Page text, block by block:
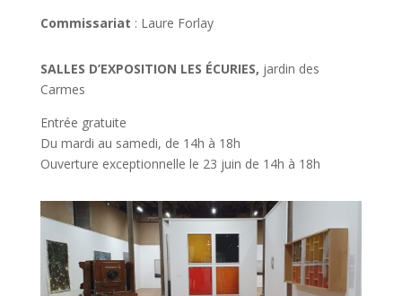
Commissariat : Laure Forlay
SALLES D’EXPOSITION LES ÉCURIES, jardin des
Carmes
Entrée gratuite
Du mardi au samedi, de 14h à 18h
Ouverture exceptionnelle le 23 juin de 14h à 18h